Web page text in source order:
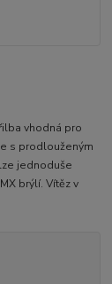
vhodná pro
s prodlouženým
jednoduše
brýlí. Vítěz v